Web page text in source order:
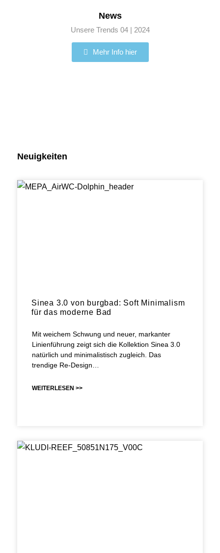
News
Unsere Trends 04 | 2024
Mehr Info hier
Neuigkeiten
Sinea 3.0 von burgbad: Soft Minimalism
für das moderne Bad
Mit weichem Schwung und neuer, markanter
Linienführung zeigt sich die Kollektion Sinea 3.0
natürlich und minimalistisch zugleich. Das
trendige Re-Design…
WEITERLESEN >>